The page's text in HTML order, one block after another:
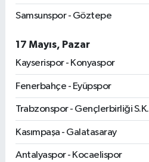
Samsunspor - Göztepe
17 Mayıs, Pazar
Kayserispor - Konyaspor
Fenerbahçe - Eyüpspor
Trabzonspor - Gençlerbirliği S.K.
Kasımpaşa - Galatasaray
Antalyaspor - Kocaelispor